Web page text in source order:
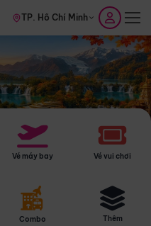
TP. Hồ Chí Minh
Vé máy bay Vé vui chơi
Combo Thêm